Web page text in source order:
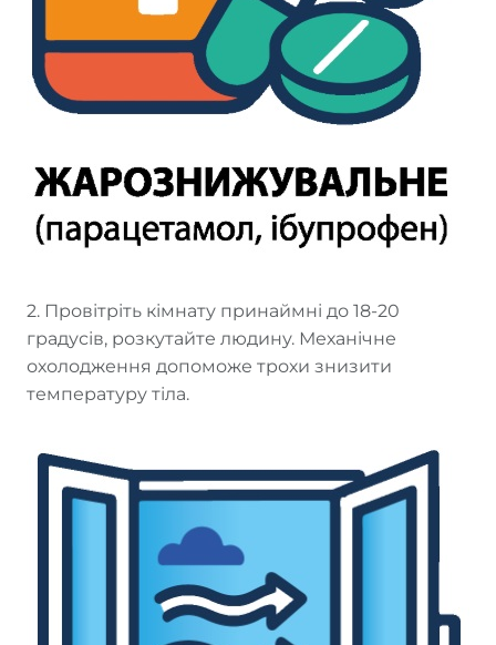
2. Провітріть кімнату принаймні до 18-20
градусів, розкутайте людину. Механічне
охолодження допоможе трохи знизити
температуру тіла.